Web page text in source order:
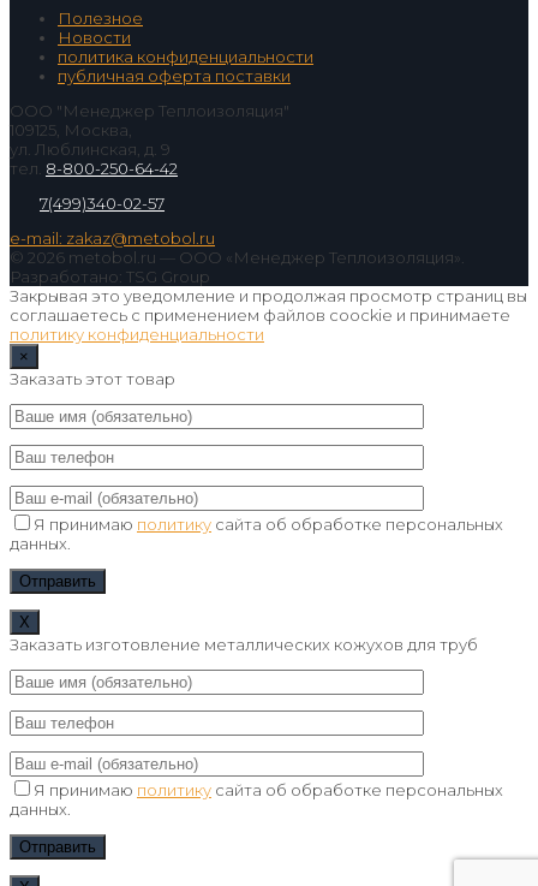
Полезное
Новости
политика конфиденциальности
публичная оферта поставки
ООО "Менеджер Теплоизоляция"
109125, Москва,
ул. Люблинская, д. 9
тел. 8-800-250-64-42
7(499)340-02-57
e-mail: zakaz@metobol.ru
© 2026 metobol.ru — ООО «Менеджер Теплоизоляция».
Разработано: TSG Group
Закрывая это уведомление и продолжая просмотр страниц вы
соглашаетесь с применением файлов coockie и принимаете
политику конфиденциальности
×
Заказать этот товар
Я принимаю политику сайта об обработке персональных
данных.
Х
Заказать изготовление металлических кожухов для труб
Я принимаю политику сайта об обработке персональных
данных.